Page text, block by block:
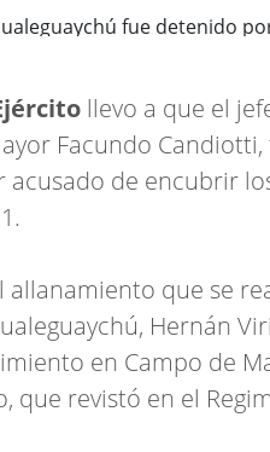
llevo a que el
Facundo
acusado de encubrir
allanamiento que se
Hernán
en Campo de
que revistó en el